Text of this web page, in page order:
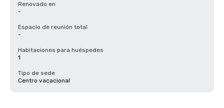
Renovado en
-
Espacio de reunión total
-
Habitaciones para huéspedes
1
Tipo de sede
Centro vacacional